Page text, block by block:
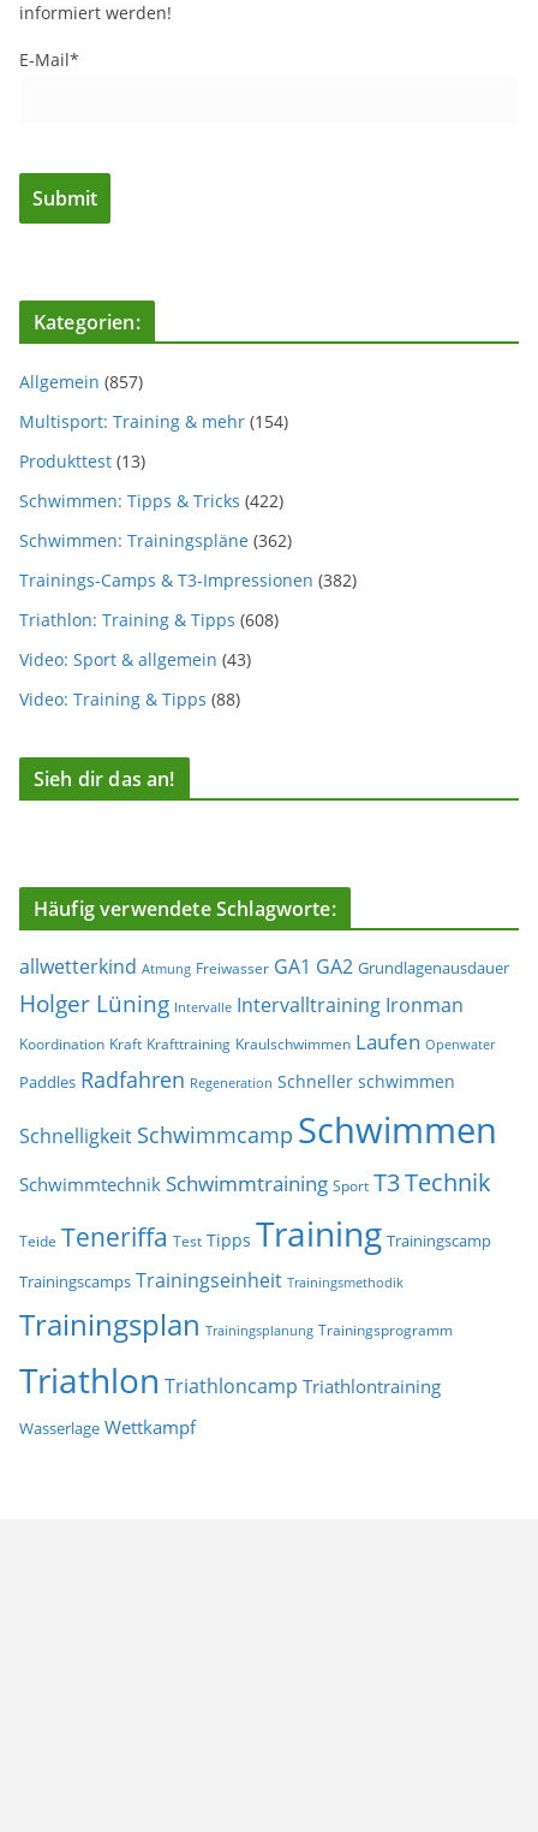
informiert werden!
E-Mail*
Kategorien:
Allgemein (857)
Multisport: Training & mehr (154)
Produkttest (13)
Schwimmen: Tipps & Tricks (422)
Schwimmen: Trainingspläne (362)
Trainings-Camps & T3-Impressionen (382)
Triathlon: Training & Tipps (608)
Video: Sport & allgemein (43)
Video: Training & Tipps (88)
Sieh dir das an!
Häufig verwendete Schlagworte:
allwetterkind Atmung Freiwasser GA1 GA2 Grundlagenausdauer
Holger Lüning Intervalle Intervalltraining Ironman
Koordination Kraft Krafttraining Kraulschwimmen Laufen Openwater
Paddles Radfahren Regeneration Schneller schwimmen
Schnelligkeit Schwimmcamp Schwimmen
Schwimmtechnik Schwimmtraining Sport T3Technik
Teide Teneriffa Test Tipps Training Trainingscamp
Trainingscamps Trainingseinheit Trainingsmethodik
Trainingsplan Trainingsplanung Trainingsprogramm
Triathlon Triathloncamp Triathlontraining
Wasserlage Wettkampf